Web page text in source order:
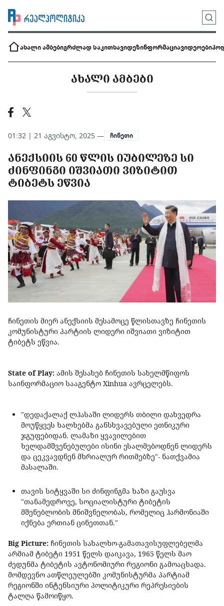
ახალი ამბებიგრძლად საკითხავიდეზინფორმაციავიდეოები
ᲐᲮᲐᲚᲘ ᲐᲛᲑᲔᲑᲘ
01:32 | 21 აგვისტო, 2025 — ჩინეთი
ᲐᲜᲔᲥᲡᲘᲘᲡ 60 ᲬᲚᲘᲡ ᲘᲣᲑᲘᲚᲔᲖᲔ ᲡᲘ
ᲫᲘᲜᲤᲘᲜᲒᲘ ᲘᲨᲕᲘᲐᲗᲘ ᲕᲘᲖᲘᲢᲘᲗ
ᲢᲘᲑᲔᲢᲡ ᲔᲬᲕᲘᲐ
ჩინეთის მიერ ანექსიის მესამოცე წლისთავზე ჩინეთის
კომუნისტური პარტიის ლიდერი იშვიათი ვიზიტით
ტიბეტს ეწვია.
State of Play: ამის შესახებ ჩინეთის სახელმწიფოს
საინფორმაციო სააგენტო Xinhua ავრცელებს.
"დედაქალაქ ლჰასაში ლიდერს თბილი დახვედრა
მოუწყვეს ხალხებმა განსხვავებული ეთნიკური
ჯგუფებიდან. ლამაზი ყვავილებით
ხელდამშვენებულები ისინი ესალმებოდნენ ლიდერს
და ცეკვავდნენ მხრიალურ რითმებზე"- ნათქვამია
მასალაში.
თავის სიტყვაში სი ძინფინგმა ხაზი გაუსვა
"თანამედროვე, სოციალისტური ტიბეტის
მშენებლობის მნიშვნელობას, რომელიც ჰარმონიაში
იქნება ერთიან ცინეთთან."
Big Picture: ჩინეთის სახალხო-გამათავისუფლებელმა
არმიამ ტიბეტი 1951 წელს დაიკავა, 1965 წელს მაო
ძედუნმა ტიბეტის ავტონომიური რეგიონი გამოაცხადა.
მომდევნო ათწლეულებში კომუნისტურმა პარტიამ
რეგიონში ინტენსიური პოლიტიკური რეპრესიების
ტალღა წამოიწყო.